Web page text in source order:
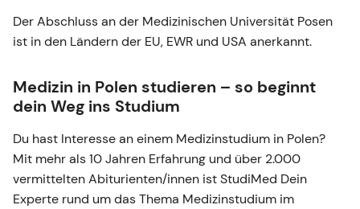
Der Abschluss an der Medizinischen Universität Posen
ist in den Ländern der EU, EWR und USA anerkannt.
Medizin in Polen studieren – so beginnt
dein Weg ins Studium
Du hast Interesse an einem Medizinstudium in Polen?
Mit mehr als 10 Jahren Erfahrung und über 2.000
vermittelten Abiturienten/innen ist StudiMed Dein
Experte rund um das Thema Medizinstudium im